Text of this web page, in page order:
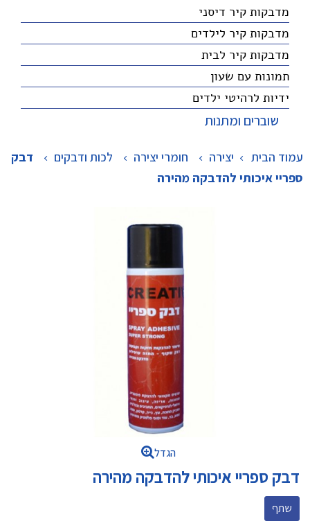
מדבקות קיר דיסני
מדבקות קיר לילדים
מדבקות קיר לבית
תמונות עם שעון
ידיות לרהיטי ילדים
שוברים ומתנות
עמוד הבית יצירה > חומרי יצירה > לכות ודבקים >
דבק
ספריי איכותי להדבקה מהירה
הגדל
דבק ספריי איכותי להדבקה מהירה
שתף